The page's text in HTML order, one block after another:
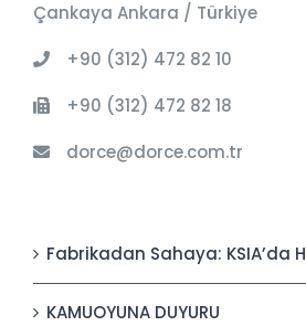
Çankaya Ankara / Türkiye
+90 (312) 472 82 10
+90 (312) 472 82 18
dorce@dorce.com.tr
Fabrikadan Sahaya: KSIA’da
KAMUOYUNA DUYURU